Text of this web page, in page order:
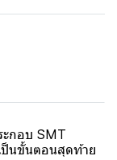
ะกอบ SMT
ป็นขั้นตอนสุดท้าย